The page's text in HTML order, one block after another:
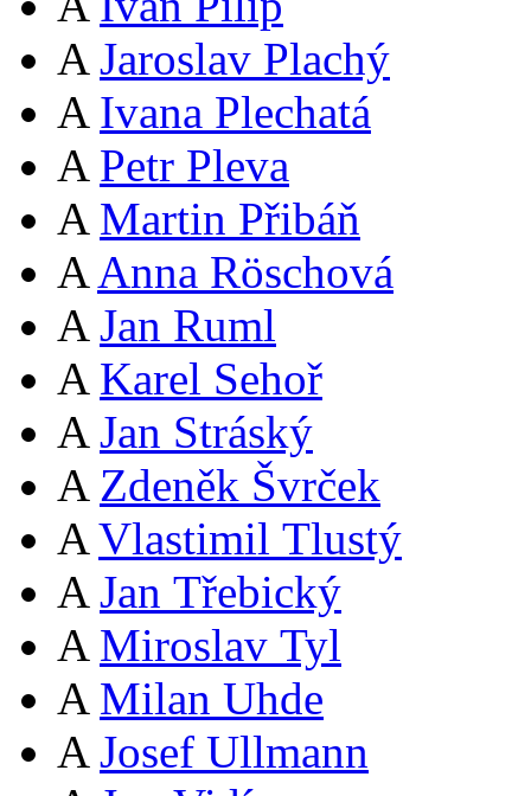
A Jaroslav Plachý
A Ivana Plechatá
A Petr Pleva
A Martin Přibáň
A Anna Röschová
A Jan Ruml
A Karel Sehoř
A Jan Stráský
A Zdeněk Švrček
A Vlastimil Tlustý
A Jan Třebický
A Miroslav Tyl
A Milan Uhde
A Josef Ullmann